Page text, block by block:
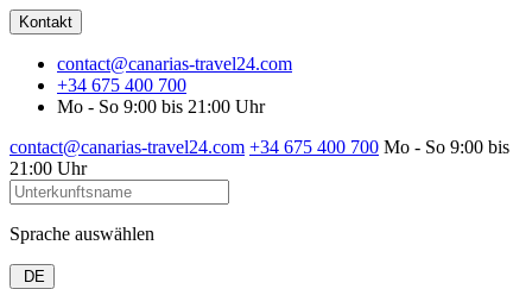
Kontakt
contact@canarias-travel24.com
+34 675 400 700
Mo - So 9:00 bis 21:00 Uhr
contact@canarias-travel24.com +34 675 400 700 Mo - So 9:00 bis
21:00 Uhr
Sprache auswählen
DE